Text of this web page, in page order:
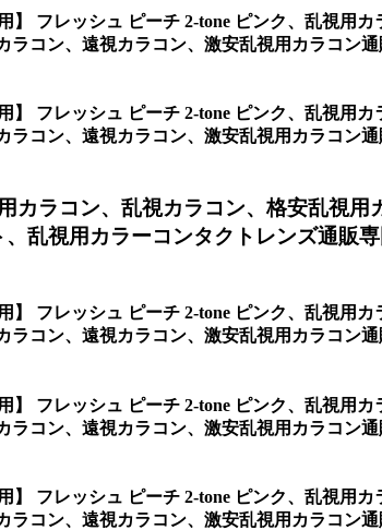
用】 フレッシュ ピーチ 2-tone ピンク、乱視用
コン、遠視カラコン、激安乱視用カラコン
用】 フレッシュ ピーチ 2-tone ピンク、乱視用
コン、遠視カラコン、激安乱視用カラコン
カラコン、乱視カラコン、格安乱視用
乱視用カラーコンタクトレンズ通販
用】 フレッシュ ピーチ 2-tone ピンク、乱視用
コン、遠視カラコン、激安乱視用カラコン
用】 フレッシュ ピーチ 2-tone ピンク、乱視用
コン、遠視カラコン、激安乱視用カラコン
用】 フレッシュ ピーチ 2-tone ピンク、乱視用
コン、遠視カラコン、激安乱視用カラコン